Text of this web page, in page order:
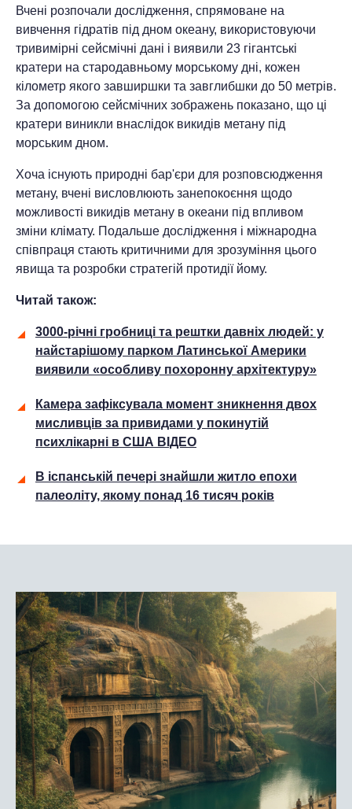
Вчені розпочали дослідження, спрямоване на
вивчення гідратів під дном океану, використовуючи
тривимірні сейсмічні дані і виявили 23 гігантські
кратери на стародавньому морському дні, кожен
кілометр якого завширшки та завглибшки до 50 метрів.
За допомогою сейсмічних зображень показано, що ці
кратери виникли внаслідок викидів метану під
морським дном.
Хоча існують природні бар'єри для розповсюдження
метану, вчені висловлюють занепокоєння щодо
можливості викидів метану в океани під впливом
зміни клімату. Подальше дослідження і міжнародна
співпраця стають критичними для зрозуміння цього
явища та розробки стратегій протидії йому.
Читай також:
3000-річні гробниці та рештки давніх людей: у
найстарішому парком Латинської Америки
виявили «особливу похоронну архітектуру»
Камера зафіксувала момент зникнення двох
мисливців за привидами у покинутій
психлікарні в США ВІДЕО
В іспанській печері знайшли житло епохи
палеоліту, якому понад 16 тисяч років